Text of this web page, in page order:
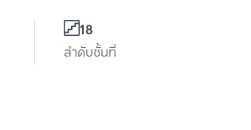
18
ลำดับชั้นที่